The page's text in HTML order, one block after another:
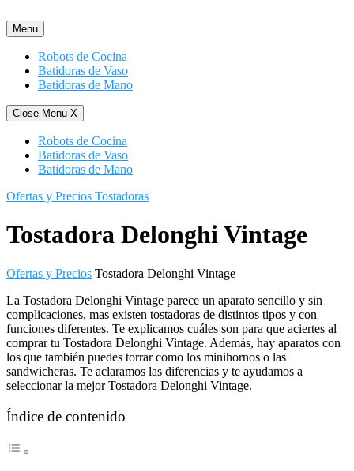
al
contenido
Menu
Robots de Cocina
Batidoras de Vaso
Batidoras de Mano
Close Menu X
Robots de Cocina
Batidoras de Vaso
Batidoras de Mano
Ofertas y Precios Tostadoras
Tostadora Delonghi Vintage
Ofertas y Precios Tostadora Delonghi Vintage
La Tostadora Delonghi Vintage parece un aparato sencillo y sin
complicaciones, mas existen tostadoras de distintos tipos y con
funciones diferentes. Te explicamos cuáles son para que aciertes al
comprar tu Tostadora Delonghi Vintage. Además, hay aparatos con
los que también puedes torrar como los minihornos o las
sandwicheras. Te aclaramos las diferencias y te ayudamos a
seleccionar la mejor Tostadora Delonghi Vintage.
Índice de contenido